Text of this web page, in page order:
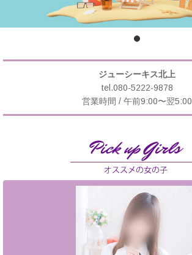
ジューシーキス北上
tel.080-5222-9878
営業時間 / 午前9:00〜翌5:00